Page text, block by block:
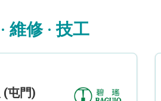
維修 · 技工
(屯門)